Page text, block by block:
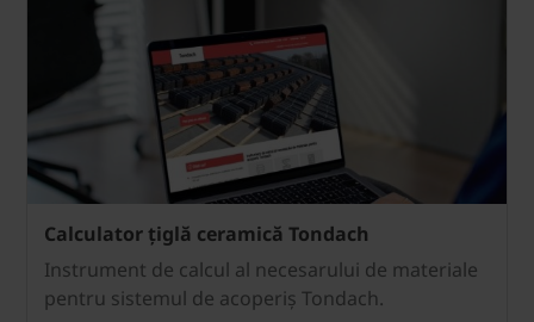
Calculator țiglă ceramică Tondach
Instrument de calcul al necesarului de materiale
pentru sistemul de acoperiș Tondach.